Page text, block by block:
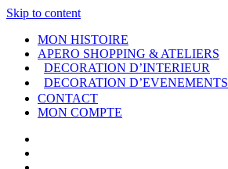
Skip to content
MON HISTOIRE
APERO SHOPPING & ATELIERS
DECORATION D’INTERIEUR
DECORATION D’EVENEMENTS
CONTACT
MON COMPTE